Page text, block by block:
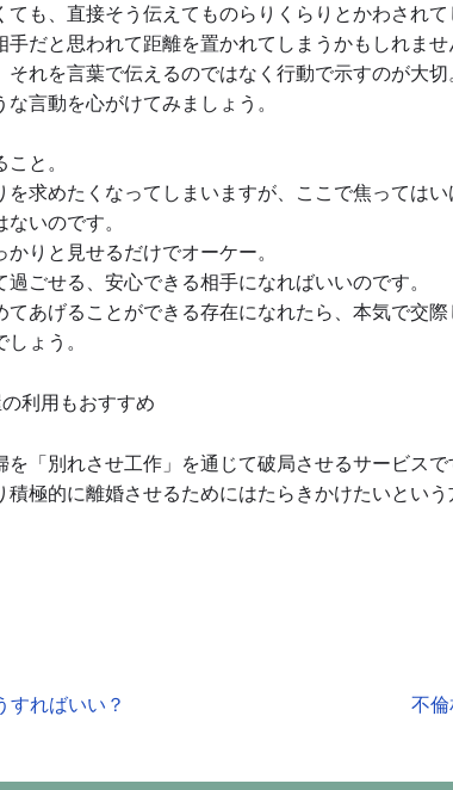
も、直接そう伝えてものらりくらりとかわされて
だと思われて距離を置かれてしまうかもしれませ
れを言葉で伝えるのではなく行動で示すのが大切
言動を心がけてみましょう。
と。
求めたくなってしまいますが、ここで焦ってはい
いのです。
りと見せるだけでオーケー。
ごせる、安心できる相手になればいいのです。
あげることができる存在になれたら、本気で交
ょう。
利用もおすすめ
「別れさせ工作」を通じて破局させるサービスで
極的に離婚させるためにはたらきかけたいとい
すればいい？ 不